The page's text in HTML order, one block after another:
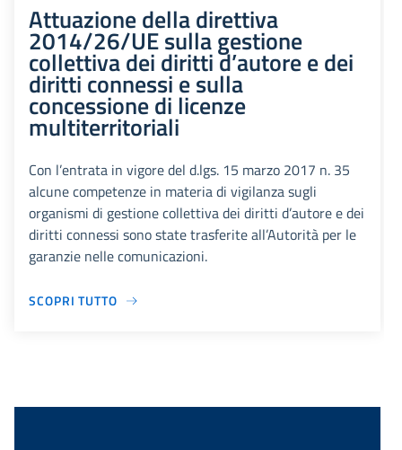
Attuazione della direttiva
2014/26/UE sulla gestione
collettiva dei diritti d’autore e dei
diritti connessi e sulla
concessione di licenze
multiterritoriali
Con l’entrata in vigore del d.lgs. 15 marzo 2017 n. 35
alcune competenze in materia di vigilanza sugli
organismi di gestione collettiva dei diritti d’autore e dei
diritti connessi sono state trasferite all’Autorità per le
garanzie nelle comunicazioni.
SCOPRI TUTTO